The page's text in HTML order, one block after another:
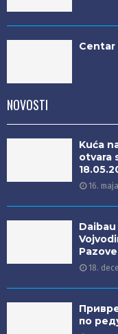
Centar
NOVOSTI
Kuća
otvara
16.
Pazove
18.
по